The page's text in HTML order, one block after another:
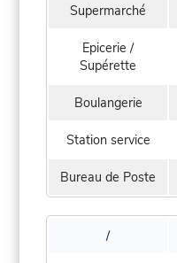
Supermarché
Epicerie /
Supérette
Boulangerie
Station service
Bureau de Poste
/